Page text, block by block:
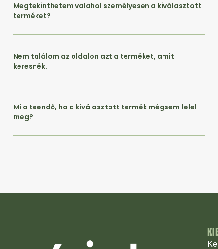
Megtekinthetem valahol személyesen a kiválasztott
terméket?
Nem találom az oldalon azt a terméket, amit
keresnék.
Mi a teendő, ha a kiválasztott termék mégsem felel
meg?